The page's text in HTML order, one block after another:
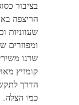
בציבור
הריצפה
שעווניות
ומפוזרים
שרנו
קומזיץ
הדרך
כמו